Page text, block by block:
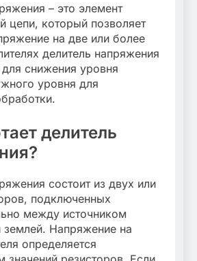
– это элемент
цепи, который позволяет
на две или более
делитель напряжения
для снижения уровня
уровня для
делитель
состоит из двух или
подключенных
между источником
землей. Напряжение на
определяется